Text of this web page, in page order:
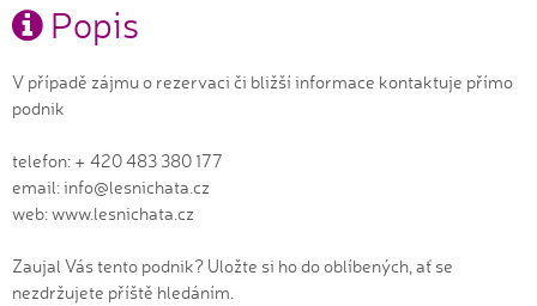
Popis
V případě zájmu o rezervaci či bližší informace kontaktuje přímo
podnik
telefon: + 420 483 380 177
email: info@lesnichata.cz
web: www.lesnichata.cz
Zaujal Vás tento podnik? Uložte si ho do oblíbených, ať se
nezdržujete příště hledáním.